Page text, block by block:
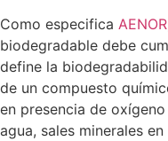
Como especifica AENOR
biodegradable debe
define la
de un compuesto
en presencia de
agua, sales minerales